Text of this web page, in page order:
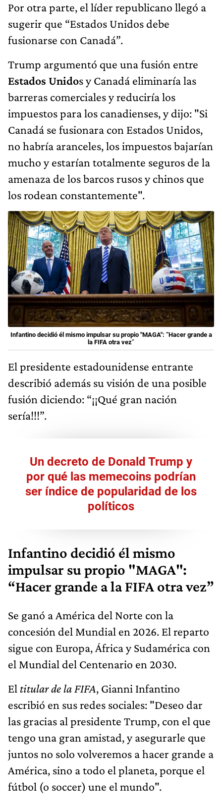
Por otra parte, el líder republicano llegó a
sugerir que “Estados Unidos debe
fusionarse con Canadá”.
Trump argumentó que una fusión entre
Estados Unidos y Canadá eliminaría las
barreras comerciales y reduciría los
impuestos para los canadienses, y dijo: "Si
Canadá se fusionara con Estados Unidos,
no habría aranceles, los impuestos bajarían
mucho y estarían totalmente seguros de la
amenaza de los barcos rusos y chinos que
los rodean constantemente".
Infantino decidió él mismo impulsar su propio "MAGA": “Hacer grande a
la FIFA otra vez”
El presidente estadounidense entrante
describió además su visión de una posible
fusión diciendo: “¡¡Qué gran nación
sería!!!”.
Un decreto de Donald Trump y
por qué las memecoins podrían
ser índice de popularidad de los
políticos
Infantino decidió él mismo
impulsar su propio "MAGA":
“Hacer grande a la FIFA otra vez”
Se ganó a América del Norte con la
concesión del Mundial en 2026. El reparto
sigue con Europa, África y Sudamérica con
el Mundial del Centenario en 2030.
El titular de la FIFA, Gianni Infantino
escribió en sus redes sociales: "Deseo dar
las gracias al presidente Trump, con el que
tengo una gran amistad, y asegurarle que
juntos no solo volveremos a hacer grande a
América, sino a todo el planeta, porque el
fútbol (o soccer) une el mundo".